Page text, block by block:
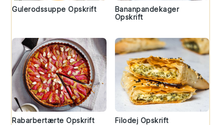
Gulerodssuppe Opskrift
Bananpandekager
Opskrift
Rabarbertærte Opskrift Filodej Opskrift